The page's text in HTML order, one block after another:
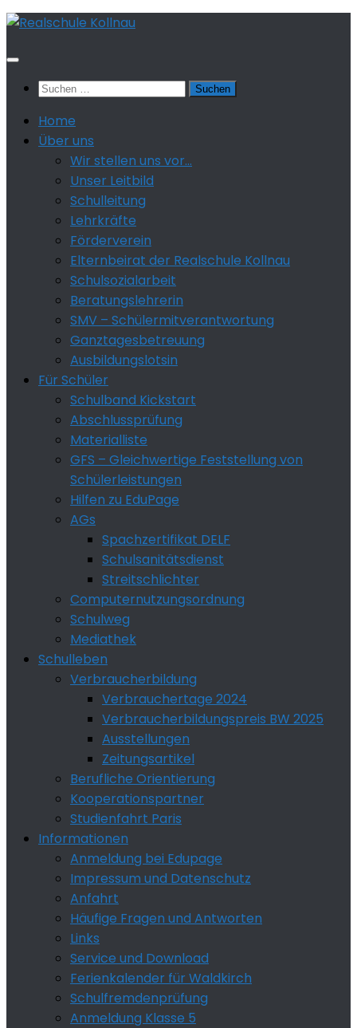
Zum
springen
Suchen
Home
Über uns
Wir stellen uns vor…
Unser Leitbild
Schulleitung
Lehrkräfte
Förderverein
Elternbeirat der Realschule Kollnau
Schulsozialarbeit
Beratungslehrerin
SMV – Schülermitverantwortung
Ganztagesbetreuung
Ausbildungslotsin
Für Schüler
Schulband Kickstart
Abschlussprüfung
Materialliste
GFS – Gleichwertige Feststellung von
Schülerleistungen
Hilfen zu EduPage
AGs
Spachzertifikat DELF
Schulsanitätsdienst
Streitschlichter
Computernutzungsordnung
Schulweg
Mediathek
Schulleben
Verbraucherbildung
Verbrauchertage 2024
Verbraucherbildungspreis BW 2025
Ausstellungen
Zeitungsartikel
Berufliche Orientierung
Kooperationspartner
Studienfahrt Paris
Informationen
Anmeldung bei Edupage
Impressum und Datenschutz
Anfahrt
Häufige Fragen und Antworten
Links
Service und Download
Ferienkalender für Waldkirch
Schulfremdenprüfung
Anmeldung Klasse 5